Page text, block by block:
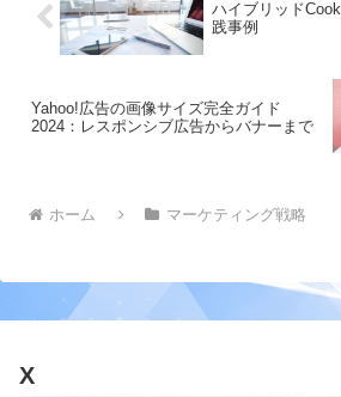
ハイブリッド
践事例
Yahoo!広告の画像サイズ完全ガイド
2024：レスポンシブ広告からバナーまで
ホーム マーケティング戦略
X